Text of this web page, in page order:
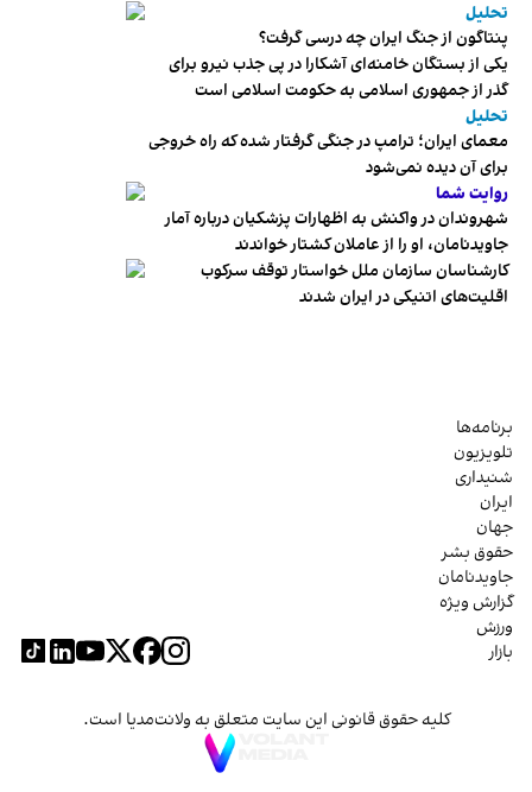
تحلیل
پنتاگون از جنگ ایران چه درسی گرفت؟
یکی از بستگان خامنه‌ای آشکارا در پی جذب نیرو برای
گذر از جمهوری اسلامی به حکومت اسلامی است
تحلیل
معمای ایران؛ ترامپ در جنگی گرفتار شده که راه خروجی
برای آن دیده نمی‌شود
روایت شما
شهروندان در واکنش به اظهارات پزشکیان درباره آمار
جاویدنامان، او را از عاملان کشتار خواندند
کارشناسان سازمان ملل خواستار توقف سرکوب
اقلیت‌های اتنیکی در ایران شدند
برنامه‌ها
تلویزیون
شنیداری
ایران
جهان
حقوق بشر
جاویدنامان
گزارش ویژه
ورزش
بازار
کلیه حقوق قانونی این سایت متعلق به ولانت‌مدیا است.